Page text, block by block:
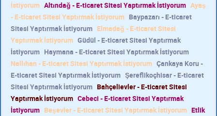
İstiyorum Altındağ - E-ticaret Sitesi Yaptırmak İstiyorum Ayaş
- E-ticaret Sitesi Yaptırmak İstiyorum Baypazarı - E-ticaret
Sitesi Yaptırmak İstiyorum Elmadağ - E-ticaret Sitesi
Yaptırmak İstiyorum Güdül - E-ticaret Sitesi Yaptırmak
İstiyorum Haymana - E-ticaret Sitesi Yaptırmak İstiyorum
Nallıhan - E-ticaret Sitesi Yaptırmak İstiyorum Çankaya Koru -
E-ticaret Sitesi Yaptırmak İstiyorum Şereflikoçhisar - E-ticaret
Sitesi Yaptırmak İstiyorum Bahçelievler - E-ticaret Sitesi
Yaptırmak İstiyorum Cebeci - E-ticaret Sitesi Yaptırmak
İstiyorum Beşevler - E-ticaret Sitesi Yaptırmak İstiyorum Etlik